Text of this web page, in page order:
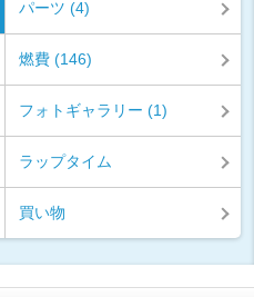
パーツ (4)
燃費 (146)
フォトギャラリー (1)
ラップタイム
買い物